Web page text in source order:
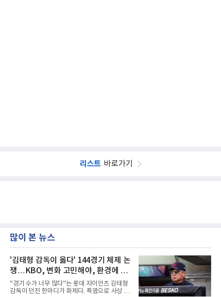
리스트 바로가기
많이 본 뉴스
'김태형 감독이 옳다' 144경기 체제 논
쟁…KBO, 변화 고민해야, 환경에 맞
는 경기 수가 바람직
"경기 수가 너무 많다"는 롯데 자이언츠 김태형
감독이 던진 한마디가 화제다. 폭염으로 사상 초